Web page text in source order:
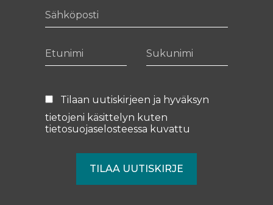
Tilaan uutiskirjeen ja hyväksyn
tietojeni käsittelyn kuten
tietosuojaselosteessa kuvattu